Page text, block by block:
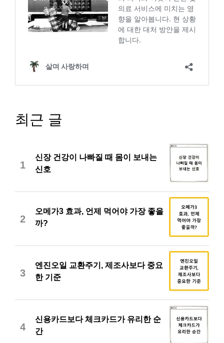
최근 글
1
신장 건강이 나빠질 때 몸이 보내는
신호
2
오메가3 효과, 언제 먹어야 가장 좋을
까?
3
엔진오일 교환주기, 제조사보다 중요
한 기준
4
신용카드보다 체크카드가 유리한 순
간